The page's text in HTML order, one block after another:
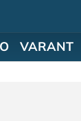
VARANT